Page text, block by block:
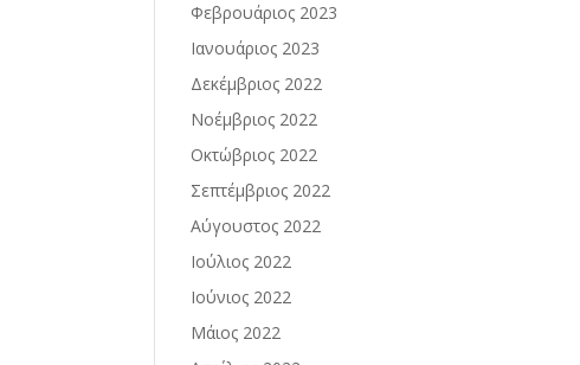
Φεβρουάριος 2023
Ιανουάριος 2023
Δεκέμβριος 2022
Νοέμβριος 2022
Οκτώβριος 2022
Σεπτέμβριος 2022
Αύγουστος 2022
Ιούλιος 2022
Ιούνιος 2022
Μάιος 2022